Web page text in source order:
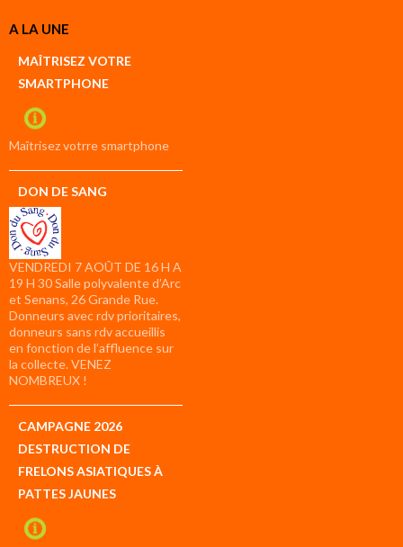
Créer
compte
compte
A LA UNE
MAÎTRISEZ VOTRE
SMARTPHONE
Maîtrisez votrre smartphone
DON DE SANG
VENDREDI 7 AOÛT DE 16 H A
19 H 30 Salle polyvalente d’Arc
et Senans, 26 Grande Rue.
Donneurs avec rdv prioritaires,
donneurs sans rdv accueillis
en fonction de l’affluence sur
la collecte. VENEZ
NOMBREUX !
CAMPAGNE 2026
DESTRUCTION DE
FRELONS ASIATIQUES À
PATTES JAUNES